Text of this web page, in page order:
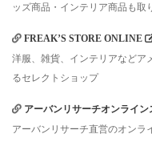
ッズ商品・インテリア商品も取
FREAK’S STORE ONLINE
洋服、雑貨、インテリアなどア
るセレクトショップ
アーバンリサーチオンライン
アーバンリサーチ直営のオンラ